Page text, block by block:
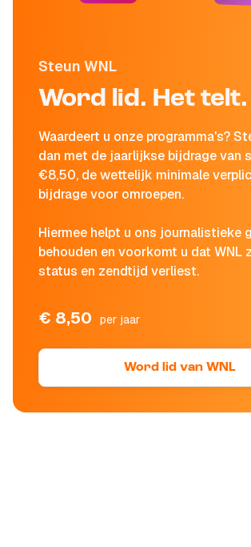
Steun WNL
Word lid. Het telt.
Waardeert u onze programma's?
dan met de jaarlijkse bijdrage van
€8,50, de wettelijk minimale
bijdrage voor omroepen.
Hiermee helpt u ons journalistieke
behouden en voorkomt u dat WNL
status en zendtijd verliest.
€ 8,50 per jaar
Word lid van WNL